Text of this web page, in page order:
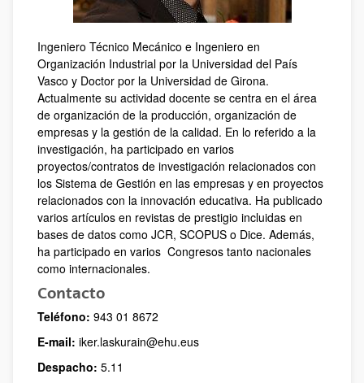
Ingeniero Técnico Mecánico e Ingeniero en
Organización Industrial por la Universidad del País
Vasco y Doctor por la Universidad de Girona.
Actualmente su actividad docente se centra en el área
de organización de la producción, organización de
empresas y la gestión de la calidad. En lo referido a la
investigación, ha participado en varios
proyectos/contratos de investigación relacionados con
los Sistema de Gestión en las empresas y en proyectos
relacionados con la innovación educativa. Ha publicado
varios artículos en revistas de prestigio incluidas en
bases de datos como JCR, SCOPUS o Dice. Además,
ha participado en varios Congresos tanto nacionales
como internacionales.
Contacto
Teléfono: 943 01 8672
E-mail: iker.laskurain@ehu.eus
Despacho: 5.11